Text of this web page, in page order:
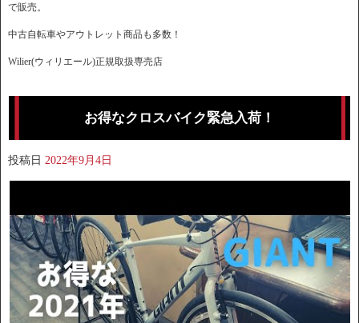
で販売。
中古自転車やアウトレット商品も多数！
Wilier(ウィリエール)正規取扱専売店
お得なクロスバイク緊急入荷！
投稿日 2022年9月4日